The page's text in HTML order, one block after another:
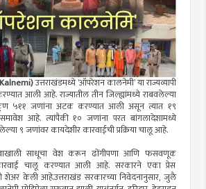
उत्तराखंडमध्ये ‘ऑपरेशन कालनेमी’ या राज्यव्यापी
आली आहे. राज्यातील तीन जिल्ह्यांमध्ये राबवलेल्या
५११ जणांना अटक करण्यात आली असून त्यात १९
आहे. त्यांपैकी १० जणांना परत बांगलादेशामध्ये
९ जणांवर कायदेशीर कारवाईची प्रक्रिया चालू आहे.
साधूचा वेश करून ढोंगीपणा आणि फसवणूक
कारवाई चालू करण्यात आली आहे. सरकारने एका प्रेस
शेअर केली आहे.उत्तराखंड सरकारच्या निवेदनानुसार, जुलै